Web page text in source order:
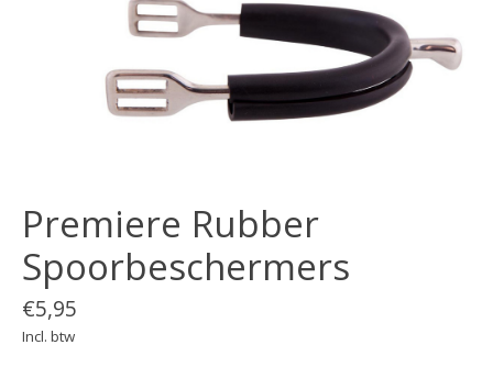
Premiere Rubber
Spoorbeschermers
€5,95
Incl. btw